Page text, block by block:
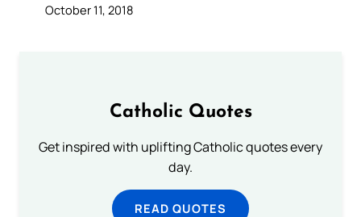
October 11, 2018
Catholic Quotes
Get inspired with uplifting Catholic quotes every
day.
READ QUOTES